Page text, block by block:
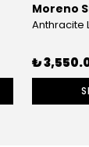
Moreno
Anthracite
₺